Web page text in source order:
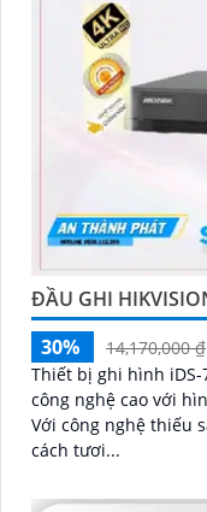
ĐẦU GHI
30%
14,170,000 ₫
Thiết bị ghi hình iDS-
công nghệ cao với
Với công nghệ thiếu
cách tươi...